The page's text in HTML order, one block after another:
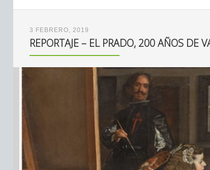
3 FEBRERO, 2019
REPORTAJE – EL PRADO, 200 AÑOS DE